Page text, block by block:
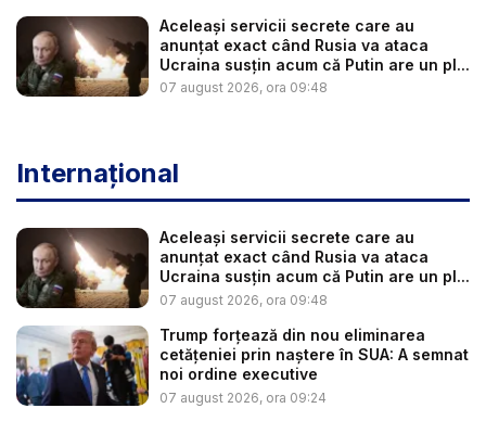
Aceleași servicii secrete care au
anunțat exact când Rusia va ataca
Ucraina susțin acum că Putin are un pl...
07 august 2026, ora 09:48
Internațional
Aceleași servicii secrete care au
anunțat exact când Rusia va ataca
Ucraina susțin acum că Putin are un pl...
07 august 2026, ora 09:48
Trump forțează din nou eliminarea
cetățeniei prin naștere în SUA: A semnat
noi ordine executive
07 august 2026, ora 09:24